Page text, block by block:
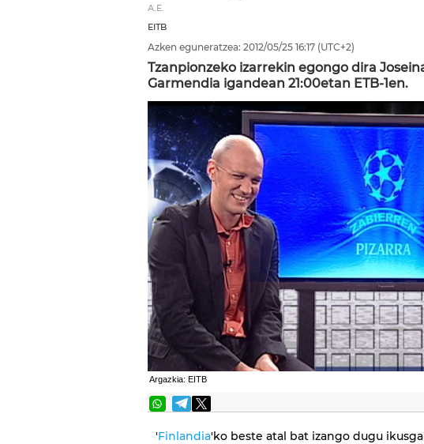
A.E.
EITB
Azken eguneratzea: 2012/05/25 16:17 (UTC+2)
Tzanpionzeko izarrekin egongo dira
Garmendia igandean 21:00etan ETB-1en.
Argazkia: EITB
'Finlandia'ko beste atal bat izango dugu